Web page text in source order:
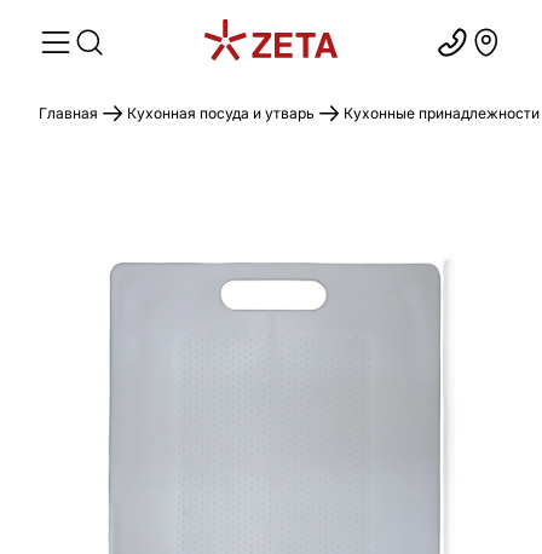
Главная Кухонная посуда и утварь Кухонные принадлежности